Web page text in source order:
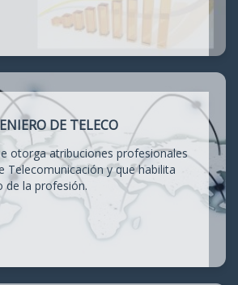
DE TELECO
otorga atribuciones profesionales
Telecomunicación y que habilita
de la profesión.